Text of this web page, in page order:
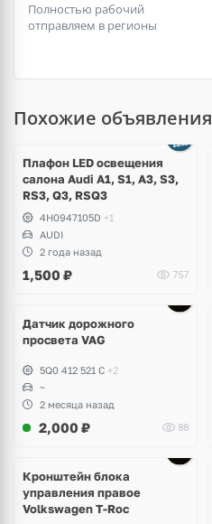
Полностью рабочий
отправляем в регионы
Похожие объявления
Плафон LED освещения
салона Audi A1, S1, A3, S3,
RS3, Q3, RSQ3
4H0947105D +1
AUDI
2 года назад
1,500 ₽ 757
Датчик дорожного
просвета VAG
5Q0 412 521 C +2
~
2 месяца назад
2,000 ₽ 88
Кронштейн блока
управления правое
Volkswagen T-Roc